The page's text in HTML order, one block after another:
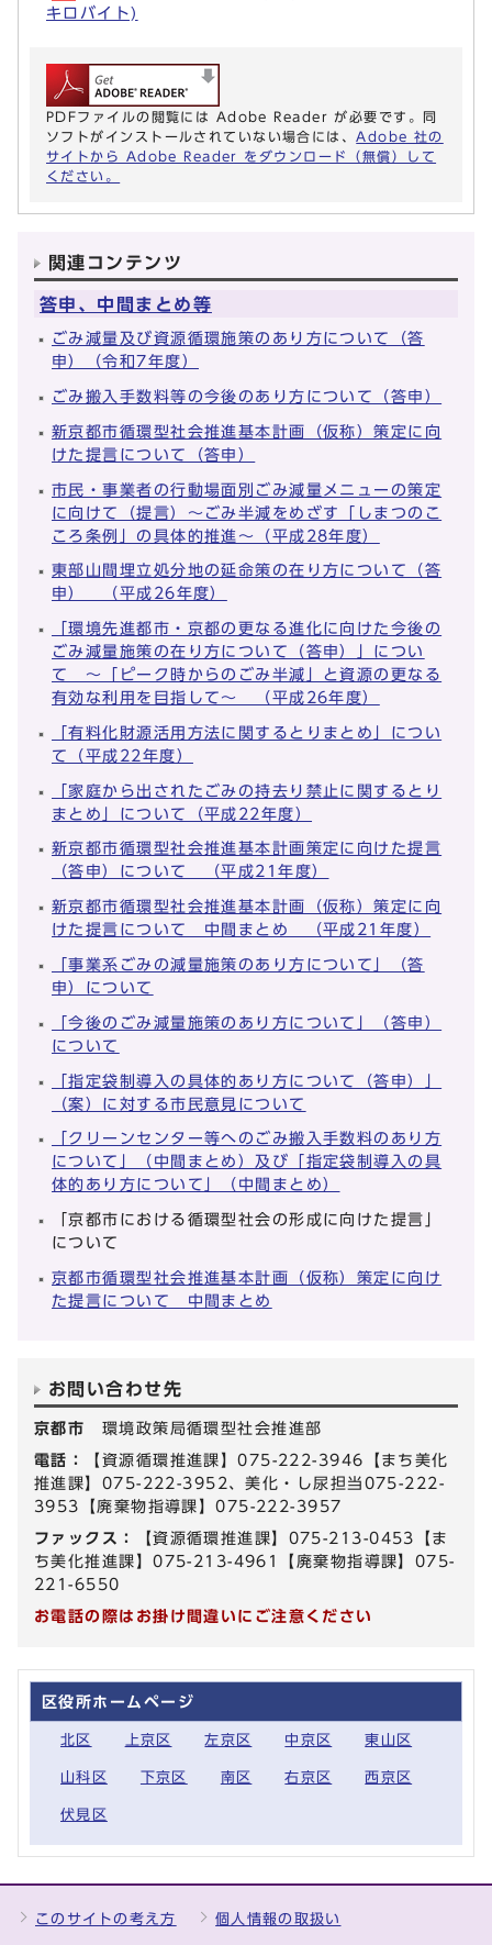
キロバイト)
PDFファイルの閲覧には Adobe Reader が必要です。同
ソフトがインストールされていない場合には、 Adobe 社の
サイトから Adobe Reader をダウンロード（無償）して
ください。
関連コンテンツ
答申、中間まとめ等
ごみ減量及び資源循環施策のあり方について（答
申）（令和7年度）
ごみ搬入手数料等の今後のあり方について（答申）
新京都市循環型社会推進基本計画（仮称）策定に向
けた提言について（答申）
市民・事業者の行動場面別ごみ減量メニューの策定
に向けて（提言）～ごみ半減をめざす「しまつのこ
ころ条例」の具体的推進～（平成28年度）
東部山間埋立処分地の延命策の在り方について（答
申） （平成26年度）
「環境先進都市・京都の更なる進化に向けた今後の
ごみ減量施策の在り方について（答申）」につい
て ～「ピーク時からのごみ半減」と資源の更なる
有効な利用を目指して～ （平成26年度）
「有料化財源活用方法に関するとりまとめ」につい
て（平成22年度）
「家庭から出されたごみの持去り禁止に関するとり
まとめ」について（平成22年度）
新京都市循環型社会推進基本計画策定に向けた提言
（答申）について （平成21年度）
新京都市循環型社会推進基本計画（仮称）策定に向
けた提言について 中間まとめ （平成21年度）
「事業系ごみの減量施策のあり方について」（答
申）について
「今後のごみ減量施策のあり方について」（答申）
について
「指定袋制導入の具体的あり方について（答申）」
（案）に対する市民意見について
「クリーンセンター等へのごみ搬入手数料のあり方
について」（中間まとめ）及び「指定袋制導入の具
体的あり方について」（中間まとめ）
「京都市における循環型社会の形成に向けた提言」
について
京都市循環型社会推進基本計画（仮称）策定に向け
た提言について 中間まとめ
お問い合わせ先
京都市 環境政策局循環型社会推進部
電話：
【資源循環推進課】075-222-3946【まち美化
推進課】075-222-3952、美化・し尿担当075-222-
3953【廃棄物指導課】075-222-3957
ファックス：
【資源循環推進課】075-213-0453【ま
ち美化推進課】075-213-4961【廃棄物指導課】075-
221-6550
お電話の際はお掛け間違いにご注意ください
区役所ホームページ
北区 上京区 左京区 中京区 東山区
山科区 下京区 南区 右京区 西京区
伏見区
このサイトの考え方 個人情報の取扱い